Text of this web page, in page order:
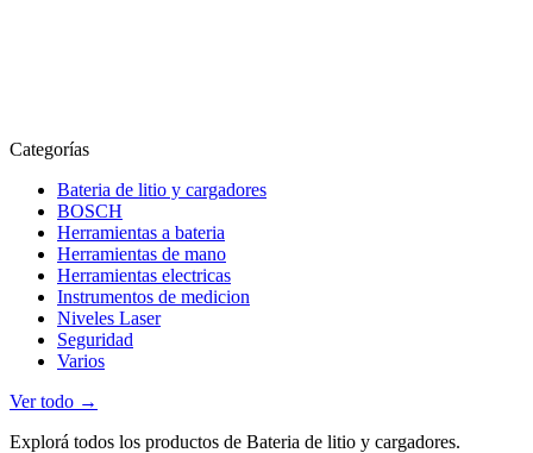
Categorías
Bateria de litio y cargadores
BOSCH
Herramientas a bateria
Herramientas de mano
Herramientas electricas
Instrumentos de medicion
Niveles Laser
Seguridad
Varios
Ver todo →
Explorá todos los productos de Bateria de litio y cargadores.